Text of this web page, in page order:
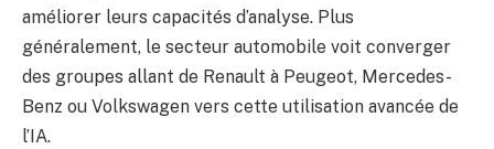
améliorer leurs capacités d’analyse. Plus
généralement, le secteur automobile voit converger
des groupes allant de Renault à Peugeot, Mercedes-
Benz ou Volkswagen vers cette utilisation avancée de
l’IA.